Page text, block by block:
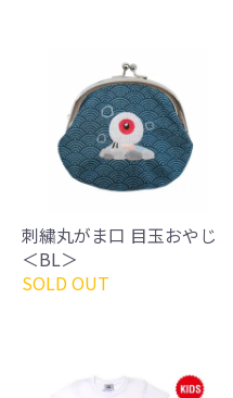
刺繍丸がま口 目玉おやじ
＜BL＞
SOLD OUT